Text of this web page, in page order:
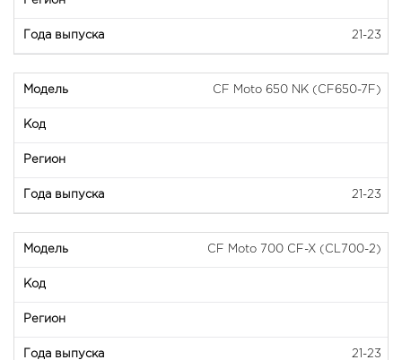
21-23
CF Moto 650 NK (CF650-7F)
21-23
CF Moto 700 CF-X (CL700-2)
21-23